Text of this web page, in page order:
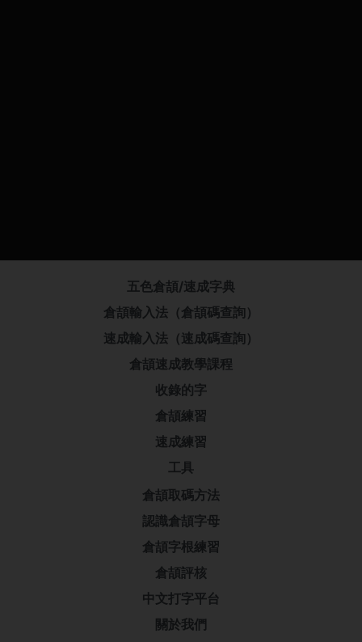
五色倉頡/速成字典
倉頡輸入法（倉頡碼查詢）
速成輸入法（速成碼查詢）
倉頡速成教學課程
收錄的字
倉頡練習
速成練習
工具
倉頡取碼方法
認識倉頡字母
倉頡字根練習
倉頡評核
中文打字平台
關於我們